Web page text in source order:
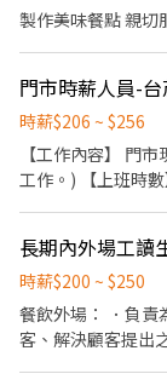
製作美味餐點 親切
時薪$206 ~ $256
【工作內容】 門
工作。) 【上班時數】 彈性排班，可配合學生課後時段需求 1.每週
學習訓練，來創造
課程/實作課程訓練) 2.
我們會依公司的經
保險制度：勞保、
長期內外場工讀
時薪$200 ~ $250
餐飲外場： ．負責
客、解決顧客提出